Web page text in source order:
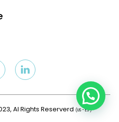
Al Rights Reserverd (US - ES )